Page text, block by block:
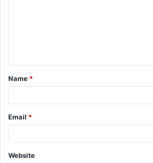
t
*
Name *
Email *
Website